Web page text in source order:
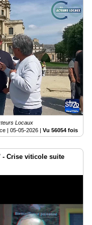
Locaux
| 05-05-2026 | Vu 56054 fois
- Crise viticole suite